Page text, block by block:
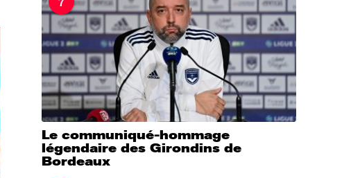
Le communiqué-hommage
légendaire des Girondins de
Bordeaux